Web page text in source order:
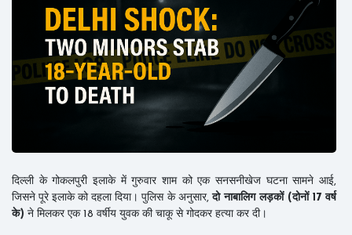
दिल्ली के गोकलपुरी इलाके में गुरुवार शाम को एक सनसनीखेज घटना सामने आई,
जिसने पूरे इलाके को दहला दिया। पुलिस के अनुसार,दो नाबालिग लड़कों (दोनों 17 वर्ष
के) ने मिलकर एक 18 वर्षीय युवक की चाकू से गोदकर हत्या कर दी।